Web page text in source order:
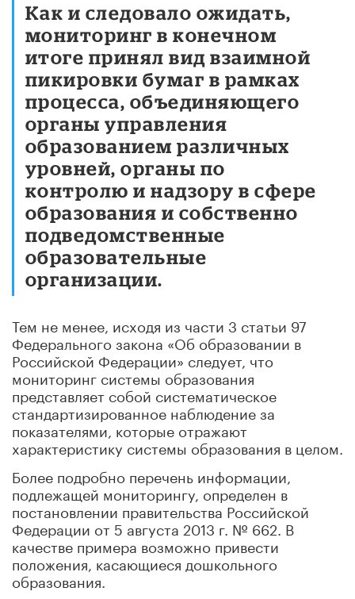
Как и следовало ожидать,
мониторинг в конечном
итоге принял вид взаимной
пикировки бумаг в рамках
процесса, объединяющего
органы управления
образованием различных
уровней, органы по
контролю и надзору в сфере
образования и собственно
подведомственные
образовательные
организации.
Тем не менее, исходя из части 3 статьи 97
Федерального закона «Об образовании в
Российской Федерации» следует, что
мониторинг системы образования
представляет собой систематическое
стандартизированное наблюдение за
показателями, которые отражают
характеристику системы образования в целом.
Более подробно перечень информации,
подлежащей мониторингу, определен в
постановлении правительства Российской
Федерации от 5 августа 2013 г. № 662. В
качестве примера возможно привести
положения, касающиеся дошкольного
образования.